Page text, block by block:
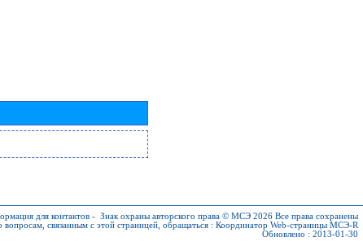
для контактов - Знак охраны авторского права © МСЭ 2026 Все права сохранены
вопросам, связанным с этой страницей, обращаться : Координатор Web-страницы МСЭ-R
Обновлено : 2013-01-30